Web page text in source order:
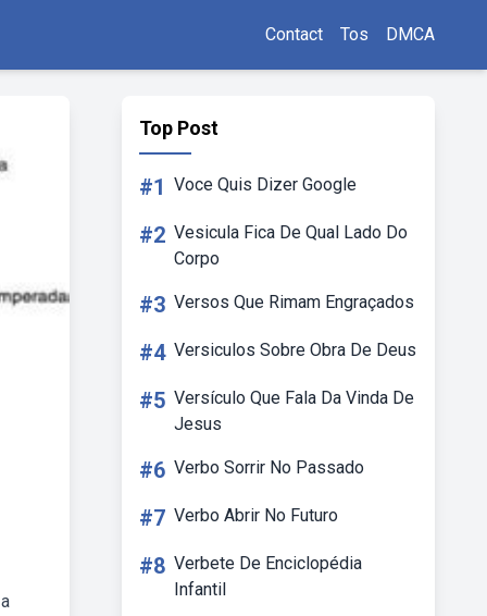
Contact Tos DMCA
Top Post
#1 Voce Quis Dizer Google
#2 Vesicula Fica De Qual Lado Do
Corpo
#3 Versos Que Rimam Engraçados
#4 Versiculos Sobre Obra De Deus
#5 Versículo Que Fala Da Vinda De
Jesus
#6 Verbo Sorrir No Passado
#7 Verbo Abrir No Futuro
#8 Verbete De Enciclopédia
Infantil